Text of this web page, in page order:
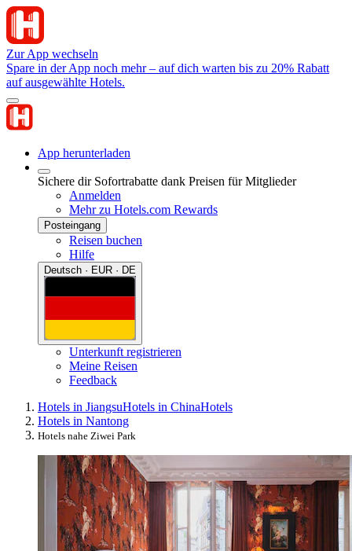
Zur App wechseln
Spare in der App noch mehr – auf dich warten bis zu 20% Rabatt
auf ausgewählte Hotels.
App herunterladen
Sichere dir Sofortrabatte dank Preisen für Mitglieder
Anmelden
Mehr zu Hotels.com Rewards
Posteingang
Reisen buchen
Hilfe
Deutsch · EUR · DE
Unterkunft registrieren
Meine Reisen
Feedback
Hotels in JiangsuHotels in ChinaHotels
Hotels in Nantong
Hotels nahe Ziwei Park